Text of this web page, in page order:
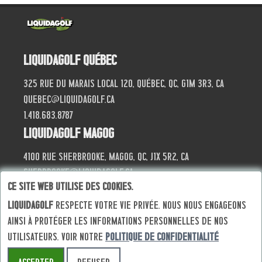
Liquidagolf Québec
325 Rue du Marais local 120, Québec, QC, G1M 3R3, CA
quebec@liquidagolf.ca
1.418.683.8787
Liquidagolf Magog
4100 Rue Sherbrooke, Magog, QC, J1X 5R2, CA
sherbrooke@liquidagolf.ca
819.868.4040
© Progik 2026
Termes et conditions
Ce site web utilise des cookies.
Liquidagolf respecte votre vie privée. Nous nous engageons
ainsi à protéger les informations personnelles de nos
utilisateurs. Voir notre politique de confidentialité